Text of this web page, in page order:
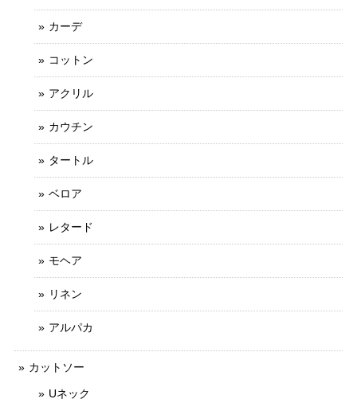
カーデ
コットン
アクリル
カウチン
タートル
ベロア
レタード
モヘア
リネン
アルパカ
カットソー
Uネック